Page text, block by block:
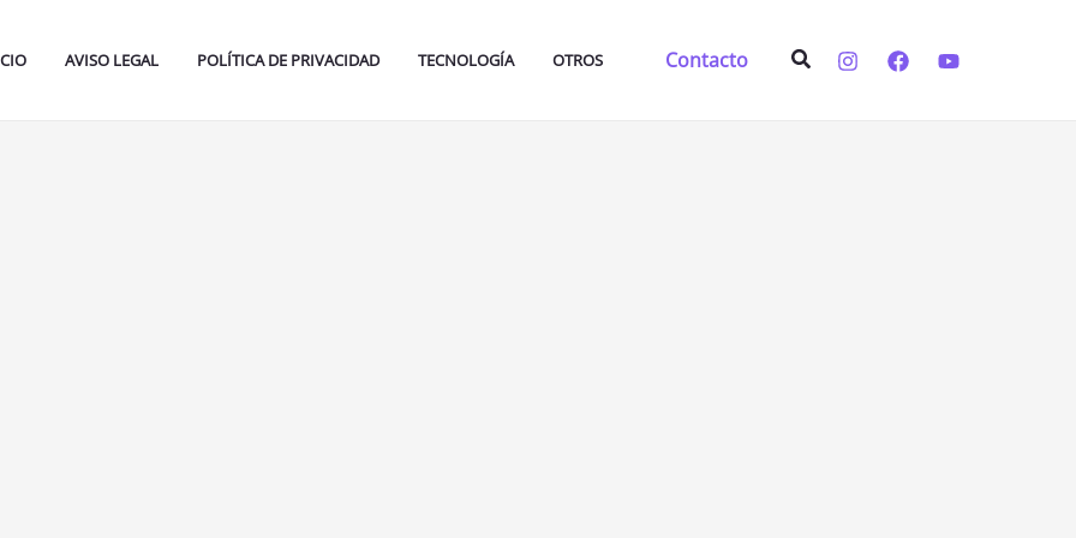
AVISO LEGAL POLÍTICA DE PRIVACIDAD TECNOLOGÍA OTROS Contacto Buscar